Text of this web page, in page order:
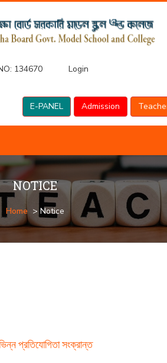
134670 Login
E-PANEL Admission
NOTICE
Home > Notice
প্রতিযোগিতা সংক্রান্ত